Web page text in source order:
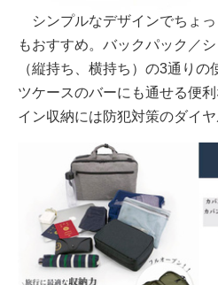
シンプルなデザインでちょ
もおすすめ。バックパック／
（縦持ち、横持ち）の3通り
ツケースのバーにも通せる便
イン収納には防犯対策のダイヤ